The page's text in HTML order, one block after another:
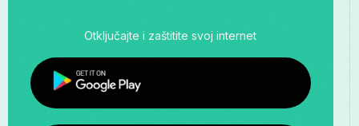
Otključajte i zaštitite svoj internet